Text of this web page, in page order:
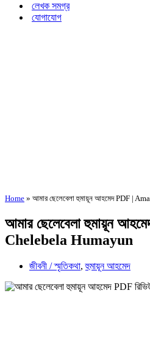
লেখক সমগ্র
যোগাযোগ
Home » আমার ছেলেবেলা হুমায়ূন আহমেদ PDF |
আমার ছেলেবেলা হুমায়ূন
Chelebela Humayun
জীবনী / স্মৃতিকথা,হুমায়ূন আহমেদ